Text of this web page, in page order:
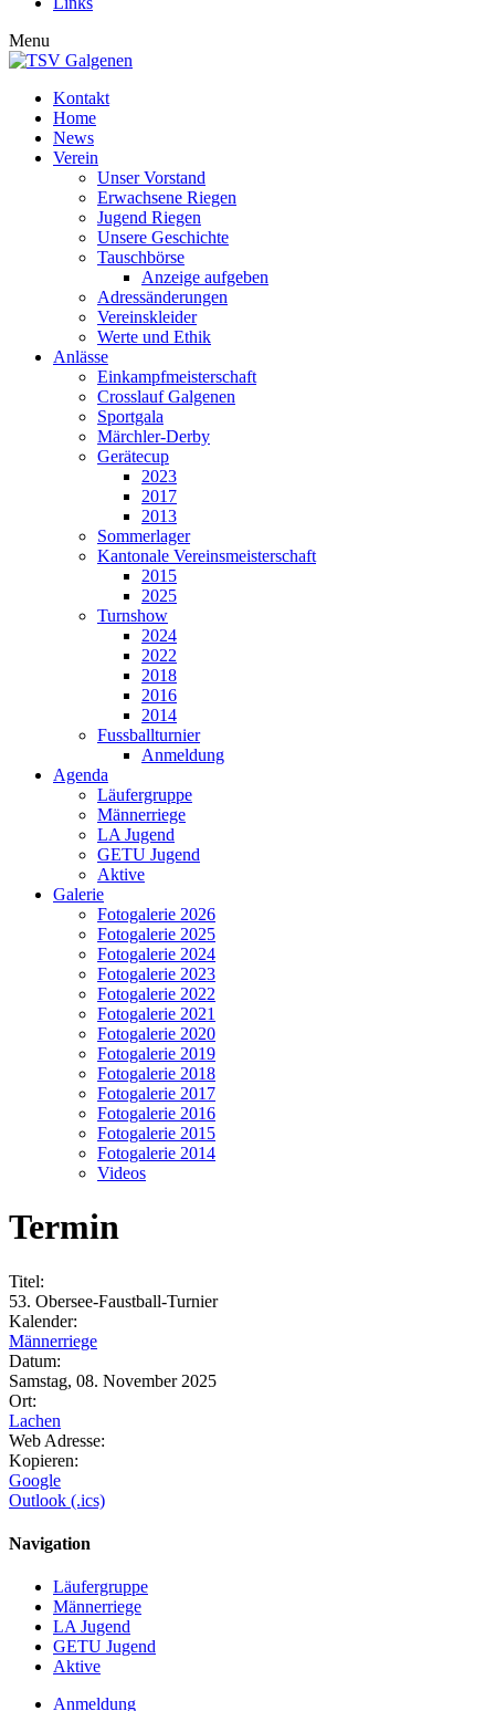
Menu
Kontakt
Home
News
Verein
Unser Vorstand
Erwachsene Riegen
Jugend Riegen
Unsere Geschichte
Tauschbörse
Anzeige aufgeben
Adressänderungen
Vereinskleider
Werte und Ethik
Anlässe
Einkampfmeisterschaft
Crosslauf Galgenen
Sportgala
Märchler-Derby
Gerätecup
2023
2017
2013
Sommerlager
Kantonale Vereinsmeisterschaft
2015
2025
Turnshow
2024
2022
2018
2016
2014
Fussballturnier
Anmeldung
Agenda
Läufergruppe
Männerriege
LA Jugend
GETU Jugend
Aktive
Galerie
Fotogalerie 2026
Fotogalerie 2025
Fotogalerie 2024
Fotogalerie 2023
Fotogalerie 2022
Fotogalerie 2021
Fotogalerie 2020
Fotogalerie 2019
Fotogalerie 2018
Fotogalerie 2017
Fotogalerie 2016
Fotogalerie 2015
Fotogalerie 2014
Videos
Termin
Titel:
53. Obersee-Faustball-Turnier
Kalender:
Männerriege
Datum:
Samstag, 08. November 2025
Ort:
Lachen
Web Adresse:
Kopieren:
Google
Outlook (.ics)
Navigation
Läufergruppe
Männerriege
LA Jugend
GETU Jugend
Aktive
Anmeldung